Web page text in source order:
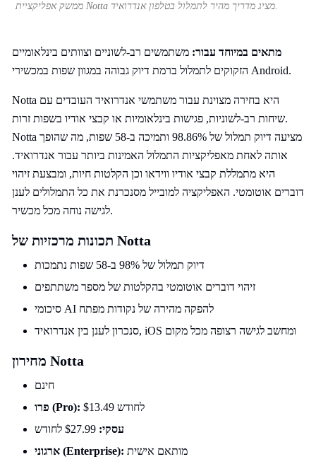
ממשק אפליקציית Notta מציג מדריך מהיר לתמלול בטלפון אנדרואיד.
מתאים במיוחד עבור: משתמשים רב-לשוניים וצוותים בינלאומיים
הזקוקים לתמלול ברמת דיוק גבוהה במגוון שפות במכשירי Android.
Notta היא בחירה מצוינת עבור משתמשי אנדרואיד העובדים עם
שיחות רב-לשוניות, פגישות בינלאומיות או קבצי אודיו בשפות זרות.
Notta מציעה דיוק תמלול של 98.86% ותמיכה ב-58 שפות, מה שהופך
אותה לאחת מאפליקציות התמלול האמינות ביותר עבור אנדרואיד.
היא מתמללת קבצי אודיו ווידאו וכן הקלטות חיות, ומבצעת זיהוי
דוברים אוטומטי. האפליקציה למובייל מסנכרנת את כל התמלולים לענן
לגישה נוחה מכל מכשיר.
תכונות מרכזיות של Notta
דיוק תמלול של 98% ב-58 שפות נתמכות
זיהוי דוברים אוטומטי בהקלטות של מספר משתתפים
סיכומי AI להפקה מהירה של נקודות מפתח
סנכרון לענן בין אנדרואיד, iOS ומחשב לגישה רצופה מכל מקום
מחירון Notta
חינם
פרו (Pro):
$13.49 לחודש
עסקי:
ארגוני (Enterprise): מותאם אישית